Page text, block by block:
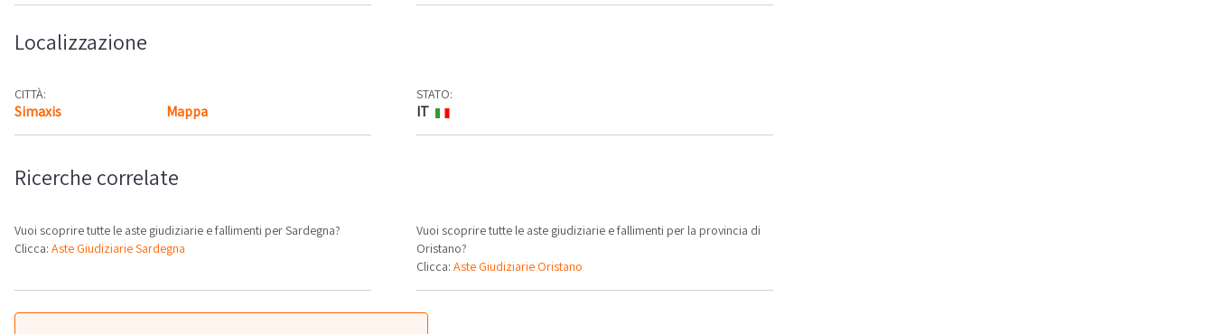
Localizzazione
CITTÀ:
Simaxis Mappa
STATO:
IT
Ricerche correlate
Vuoi scoprire tutte le aste giudiziarie e fallimenti per Sardegna?
Clicca: Aste Giudiziarie Sardegna
Vuoi scoprire tutte le aste giudiziarie e fallimenti per la provincia di
Oristano?
Clicca:Aste Giudiziarie Oristano